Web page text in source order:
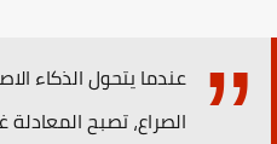
عندما يتحول الذكاء
الصراع، تصبح المعادلة